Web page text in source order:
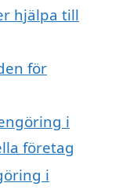
hjälpa till
för
i
företag
i